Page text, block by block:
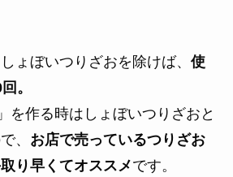
ょぼいつりざおを除けば、 使
。
を作る時はしょぼいつりざおと
、 お店で売っているつりざお
り早くてオススメです。